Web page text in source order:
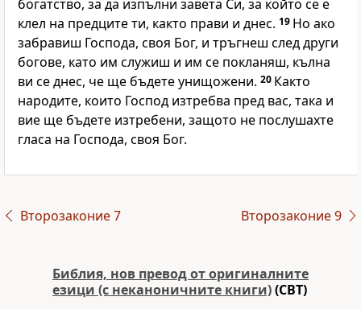
богатство, за да изпълни завета Си, за който се е
клел на предците ти, както прави и днес. 19 Но ако
забравиш Господа, своя Бог, и тръгнеш след други
богове, като им служиш и им се покланяш, кълна
ви се днес, че ще бъдете унищожени. 20 Както
народите, които Господ изтребва пред вас, така и
вие ще бъдете изтребени, защото не послушахте
гласа на Господа, своя Бог.
Второзаконие 7 Второзаконие 9
Библия, нов превод от оригиналните
езици (с неканоничните книги)(CBT)